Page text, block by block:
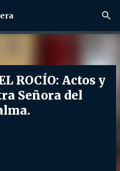
principal
ROCÍO: Actos y
Señora del